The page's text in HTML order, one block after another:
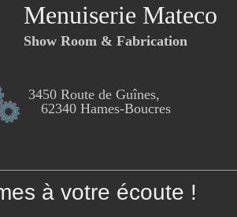
Menuiserie Mateco
Show Room & Fabrication
3450 Route de Guînes,
62340 Hames-Boucres
à votre écoute !